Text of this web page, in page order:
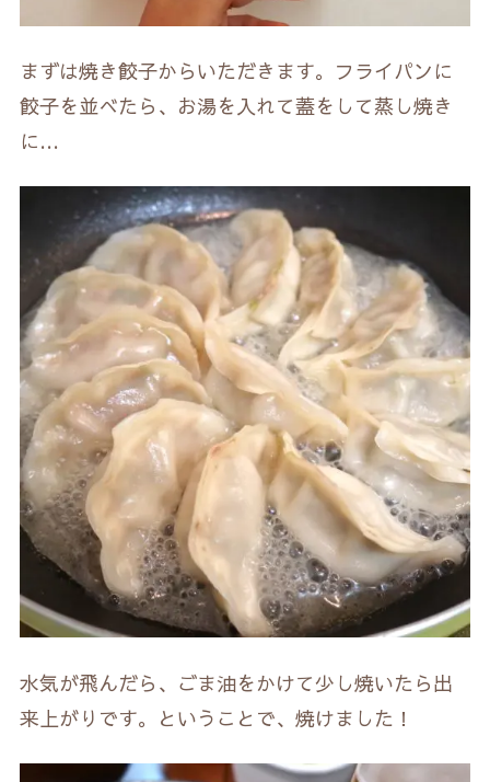
まずは焼き餃子からいただきます。フライパンに
餃子を並べたら、お湯を入れて蓋をして蒸し焼き
に…
水気が飛んだら、ごま油をかけて少し焼いたら出
来上がりです。ということで、焼けました！